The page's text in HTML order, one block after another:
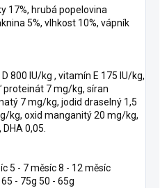
17%, hrubá popelovina
5%, vlhkost 10%, vápník
800 IU/kg , vitamín E 175 IU/kg,
7 mg/kg, síran
7 mg/kg, jodid draselný 1,5
kg, oxid manganitý 20 mg/kg,
0,05.
5 - 7 měsíc 8 - 12 měsíc
- 75g 50 - 65g